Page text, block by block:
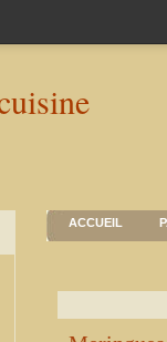
ACCUEIL